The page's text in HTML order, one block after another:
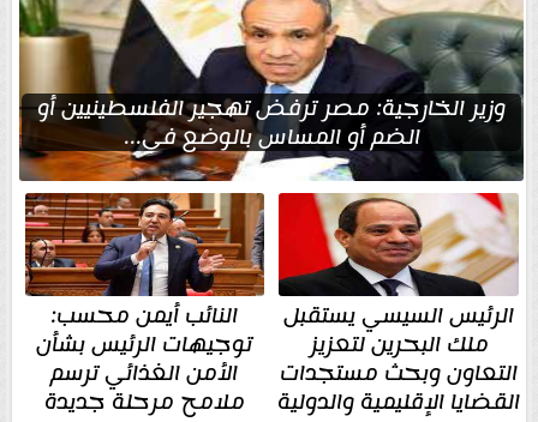
وزير الخارجية: مصر ترفض تهجير الفلسطينيين أو
الضم أو المساس بالوضع في...
الرئيس السيسي يستقبل
ملك البحرين لتعزيز
التعاون وبحث مستجدات
القضايا الإقليمية والدولية
النائب أيمن محسب:
توجيهات الرئيس بشأن
الأمن الغذائي ترسم
ملامح مرحلة جديدة